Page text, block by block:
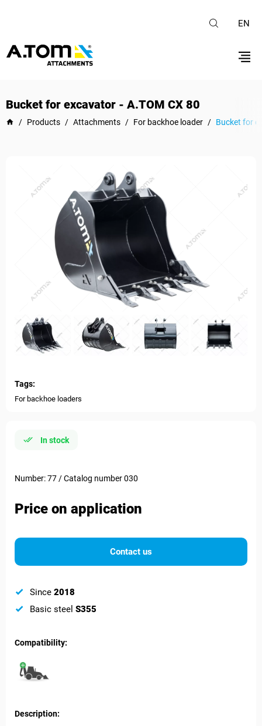
EN
Bucket for excavator - А.ТОМ СХ 80
/ Products / Attachments / For backhoe loader / Bucket for
Tags:
For backhoe loaders
In stock
Number: 77 / Catalog number 030
Price on application
Contact us
Since 2018
Basic steel S355
Compatibility:
Description: